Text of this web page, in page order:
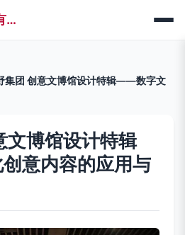
北京米哈友网络科技有限公司
集团 创意文博馆设计特辑——数字文
文博馆设计特辑
意内容的应用与